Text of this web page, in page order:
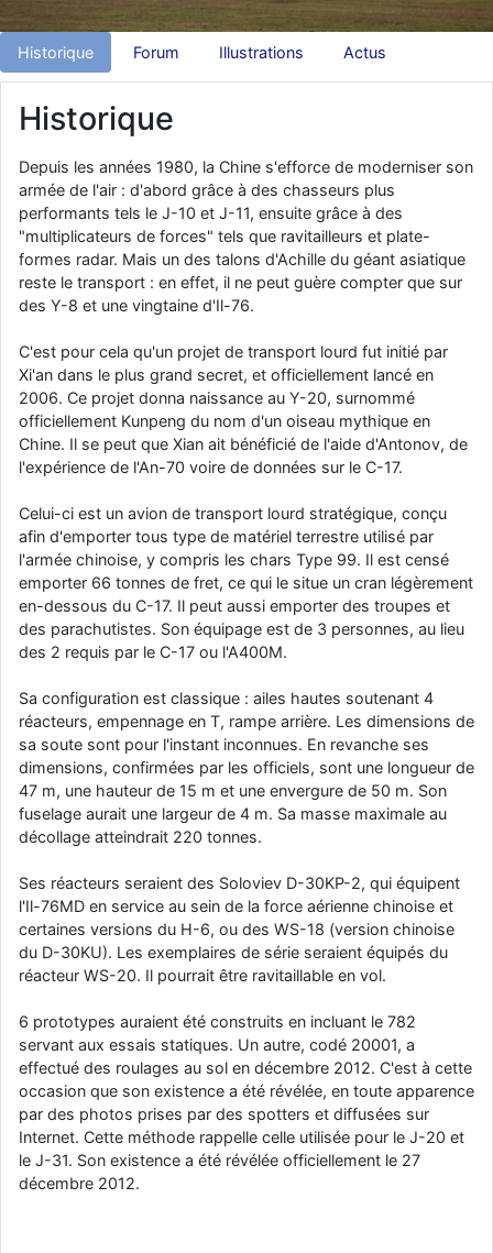
d9pouces: Joyeux Noël à tous !
d9pouces : mais tu peux tenter l'un des rares lycées militaires
comme le Prytanée dans la Sarthe, ça ne peut pas faire de mal !
d9pouces: C'est plutôt après le lycée, voire après une prépa
scientifique, tu as donc encore un peu de temps devant toi
yaellerigolow: bonjour a tous je suis un élève de première
passionnée par l'aviation militaire , pourrais je savoir que faire après
le lycée pour s'orienter et pouvoir devenir officier de l'armée de l'air?
d9pouces : lesquels, par exemple ?
mahmoud: bonsoir, très instructif ce site .mais nous aimerions avoir
les photo des anciens appareils de l'armée de l'air de la haute -volta
jericho: Pour moi tout est à nouveau OK dirait-on… Merci à toi.
d9pouces: En espérant n’avoir coupé les accessoires de personne
au passage !
d9pouces: j'ai trouvé un palliatif un peu violent, mais ça devrait aller
d9pouces: cette fois, c'est le Brésil et Singapour qui mettent le site
par terre
jericho : Ah ben je peux te confirmer que j'étais resté dans le filtre…
d9pouces: Désolé ! Mon filtrage a été un peu trop violent
manifestement
Historique Forum Illustrations Actus
Historique
Depuis les années 1980, la Chine s'efforce de moderniser son
armée de l'air : d'abord grâce à des chasseurs plus
performants tels le J-10 et J-11, ensuite grâce à des
"multiplicateurs de forces" tels que ravitailleurs et plate-
formes radar. Mais un des talons d'Achille du géant asiatique
reste le transport : en effet, il ne peut guère compter que sur
des Y-8 et une vingtaine d'Il-76.
C'est pour cela qu'un projet de transport lourd fut initié par
Xi'an dans le plus grand secret, et officiellement lancé en
2006. Ce projet donna naissance au Y-20, surnommé
officiellement Kunpeng du nom d'un oiseau mythique en
Chine. Il se peut que Xian ait bénéficié de l'aide d'Antonov, de
l'expérience de l'An-70 voire de données sur le C-17.
Celui-ci est un avion de transport lourd stratégique, conçu
afin d'emporter tous type de matériel terrestre utilisé par
l'armée chinoise, y compris les chars Type 99. Il est censé
emporter 66 tonnes de fret, ce qui le situe un cran légèrement
en-dessous du C-17. Il peut aussi emporter des troupes et
des parachutistes. Son équipage est de 3 personnes, au lieu
des 2 requis par le C-17 ou l'A400M.
Sa configuration est classique : ailes hautes soutenant 4
réacteurs, empennage en T, rampe arrière. Les dimensions de
sa soute sont pour l'instant inconnues. En revanche ses
dimensions, confirmées par les officiels, sont une longueur de
47 m, une hauteur de 15 m et une envergure de 50 m. Son
fuselage aurait une largeur de 4 m. Sa masse maximale au
décollage atteindrait 220 tonnes.
Ses réacteurs seraient des Soloviev D-30KP-2, qui équipent
l'Il-76MD en service au sein de la force aérienne chinoise et
certaines versions du H-6, ou des WS-18 (version chinoise
du D-30KU). Les exemplaires de série seraient équipés du
réacteur WS-20. Il pourrait être ravitaillable en vol.
6 prototypes auraient été construits en incluant le 782
servant aux essais statiques. Un autre, codé 20001, a
effectué des roulages au sol en décembre 2012. C'est à cette
occasion que son existence a été révélée, en toute apparence
par des photos prises par des spotters et diffusées sur
Internet. Cette méthode rappelle celle utilisée pour le J-20 et
le J-31. Son existence a été révélée officiellement le 27
décembre 2012.